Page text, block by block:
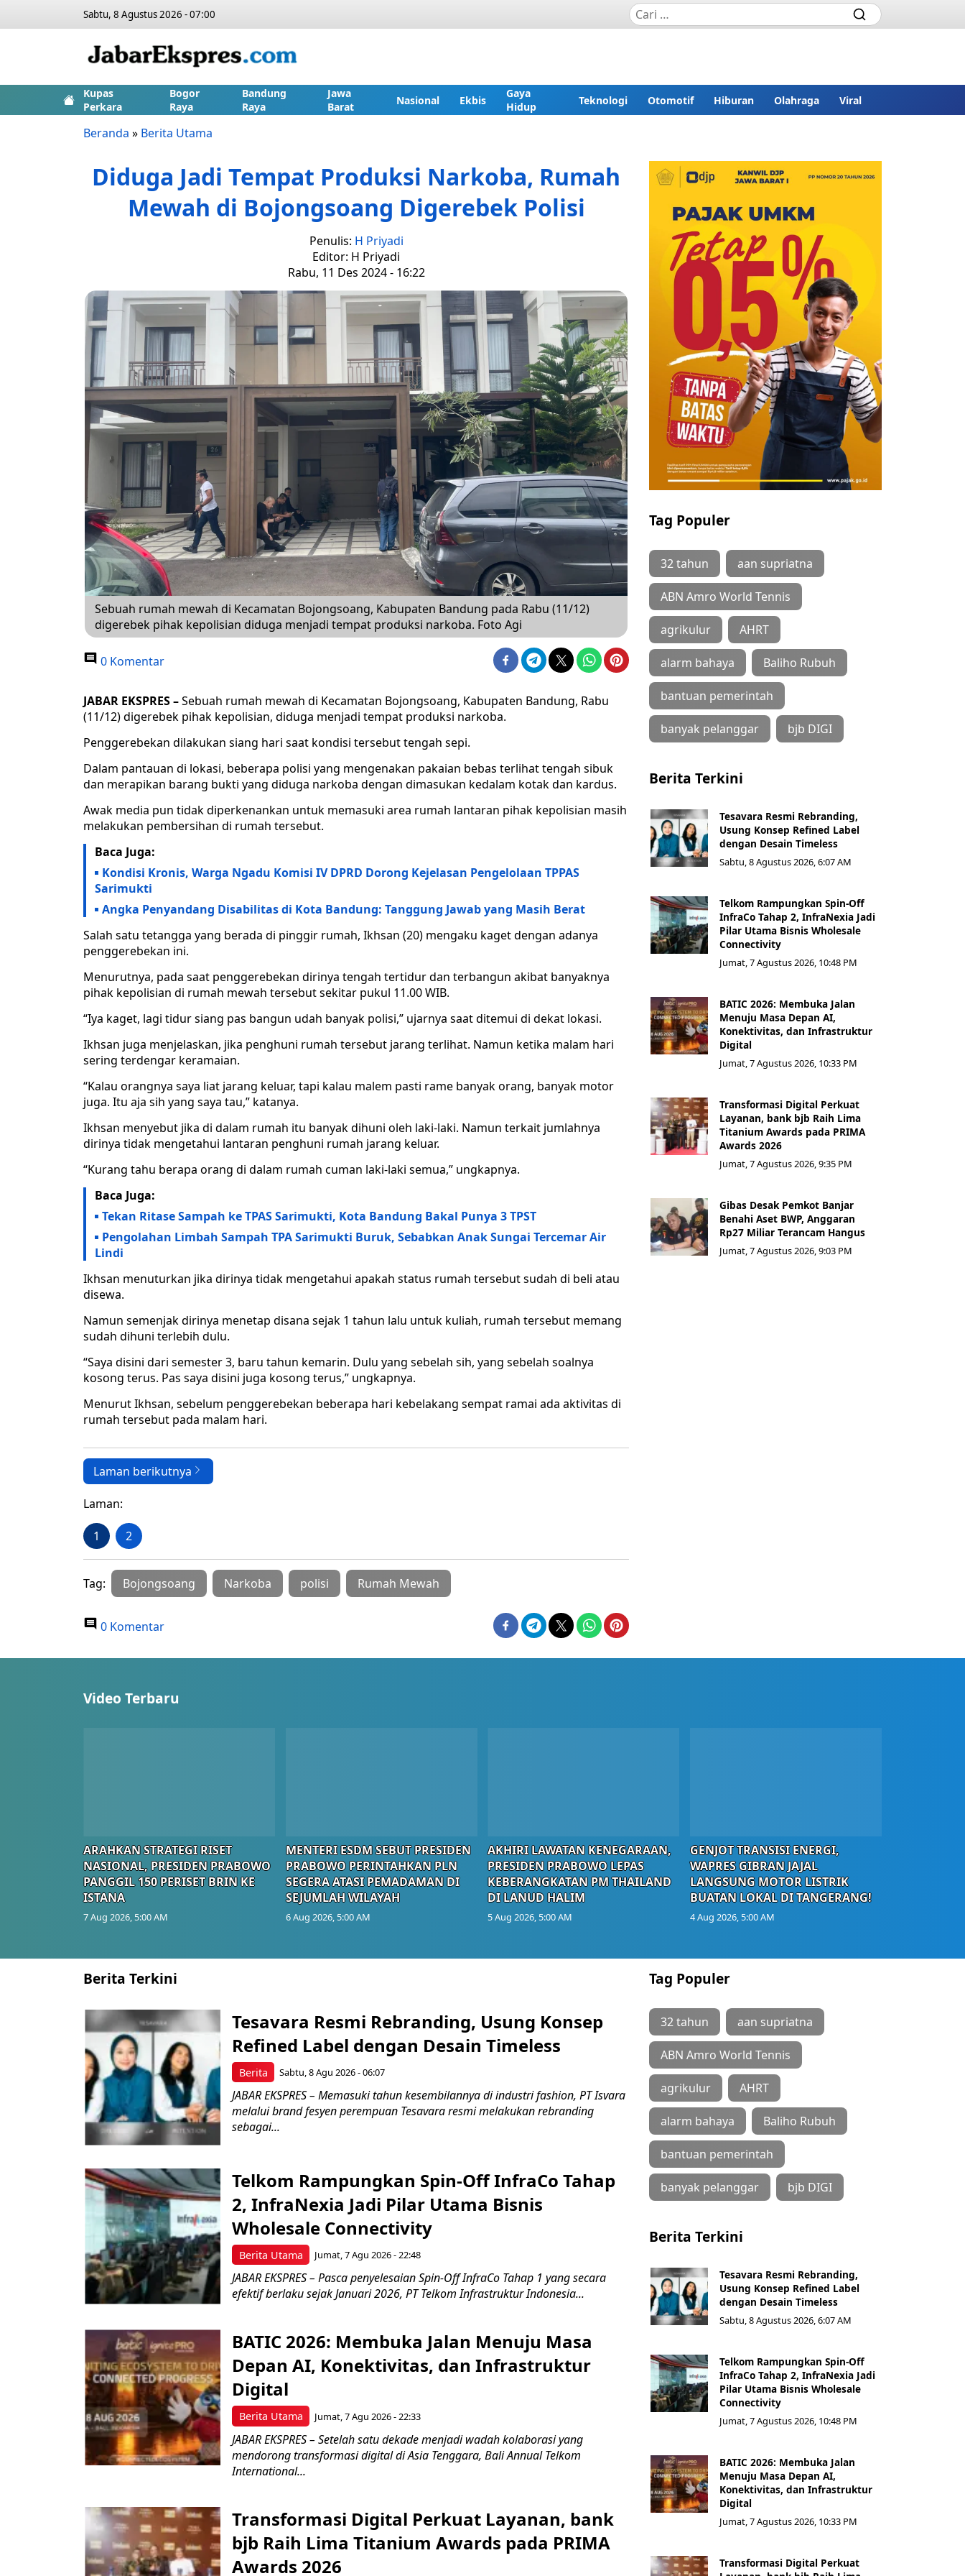
Sabtu, 8 Agustus 2026 - 07:00
Kupas
Perkara
Bogor
Raya
Bandung
Raya
Jawa
Barat
Nasional Ekbis
Gaya
Hidup
Teknologi Otomotif Hiburan Olahraga Viral
Beranda » Berita Utama
Diduga Jadi Tempat Produksi Narkoba, Rumah
Mewah di Bojongsoang Digerebek Polisi
Penulis: H Priyadi
Editor: H Priyadi
Rabu, 11 Des 2024 - 16:22
Sebuah rumah mewah di Kecamatan Bojongsoang, Kabupaten Bandung pada Rabu (11/12)
digerebek pihak kepolisian diduga menjadi tempat produksi narkoba. Foto Agi
0 Komentar
JABAR EKSPRES –Sebuah rumah mewah di Kecamatan Bojongsoang, Kabupaten Bandung, Rabu
(11/12) digerebek pihak kepolisian, diduga menjadi tempat produksi narkoba.
Penggerebekan dilakukan siang hari saat kondisi tersebut tengah sepi.
Dalam pantauan di lokasi, beberapa polisi yang mengenakan pakaian bebas terlihat tengah sibuk
dan merapikan barang bukti yang diduga narkoba dengan dimasukan kedalam kotak dan kardus.
Awak media pun tidak diperkenankan untuk memasuki area rumah lantaran pihak kepolisian masih
melakukan pembersihan di rumah tersebut.
Baca Juga:
Kondisi Kronis, Warga Ngadu Komisi IV DPRD Dorong Kejelasan Pengelolaan TPPAS
Sarimukti
Angka Penyandang Disabilitas di Kota Bandung: Tanggung Jawab yang Masih Berat
Salah satu tetangga yang berada di pinggir rumah, Ikhsan (20) mengaku kaget dengan adanya
penggerebekan ini.
Menurutnya, pada saat penggerebekan dirinya tengah tertidur dan terbangun akibat banyaknya
pihak kepolisian di rumah mewah tersebut sekitar pukul 11.00 WIB.
“Iya kaget, lagi tidur siang pas bangun udah banyak polisi,” ujarnya saat ditemui di dekat lokasi.
Ikhsan juga menjelaskan, jika penghuni rumah tersebut jarang terlihat. Namun ketika malam hari
sering terdengar keramaian.
“Kalau orangnya saya liat jarang keluar, tapi kalau malem pasti rame banyak orang, banyak motor
juga. Itu aja sih yang saya tau,” katanya.
Ikhsan menyebut jika di dalam rumah itu banyak dihuni oleh laki-laki. Namun terkait jumlahnya
dirinya tidak mengetahui lantaran penghuni rumah jarang keluar.
“Kurang tahu berapa orang di dalam rumah cuman laki-laki semua,” ungkapnya.
Baca Juga:
Tekan Ritase Sampah ke TPAS Sarimukti, Kota Bandung Bakal Punya 3 TPST
Pengolahan Limbah Sampah TPA Sarimukti Buruk, Sebabkan Anak Sungai Tercemar Air
Lindi
Ikhsan menuturkan jika dirinya tidak mengetahui apakah status rumah tersebut sudah di beli atau
disewa.
Namun semenjak dirinya menetap disana sejak 1 tahun lalu untuk kuliah, rumah tersebut memang
sudah dihuni terlebih dulu.
“Saya disini dari semester 3, baru tahun kemarin. Dulu yang sebelah sih, yang sebelah soalnya
kosong terus. Pas saya disini juga kosong terus,” ungkapnya.
Menurut Ikhsan, sebelum penggerebekan beberapa hari kebelakang sempat ramai ada aktivitas di
rumah tersebut pada malam hari.
Laman berikutnya
Laman:
1 2
Tag: Bojongsoang Narkoba polisi Rumah Mewah
0 Komentar
Tag Populer
32 tahun aan supriatna
ABN Amro World Tennis
agrikulur AHRT
alarm bahaya Baliho Rubuh
bantuan pemerintah
banyak pelanggar bjb DIGI
Berita Terkini
Tesavara Resmi Rebranding,
Usung Konsep Refined Label
dengan Desain Timeless
Sabtu, 8 Agustus 2026, 6:07 AM
Telkom Rampungkan Spin-Off
InfraCo Tahap 2, InfraNexia Jadi
Pilar Utama Bisnis Wholesale
Connectivity
Jumat, 7 Agustus 2026, 10:48 PM
BATIC 2026: Membuka Jalan
Menuju Masa Depan AI,
Konektivitas, dan Infrastruktur
Digital
Jumat, 7 Agustus 2026, 10:33 PM
Transformasi Digital Perkuat
Layanan, bank bjb Raih Lima
Titanium Awards pada PRIMA
Awards 2026
Jumat, 7 Agustus 2026, 9:35 PM
Gibas Desak Pemkot Banjar
Benahi Aset BWP, Anggaran
Rp27 Miliar Terancam Hangus
Jumat, 7 Agustus 2026, 9:03 PM
Video Terbaru
ARAHKAN STRATEGI RISET
NASIONAL, PRESIDEN PRABOWO
PANGGIL 150 PERISET BRIN KE
ISTANA
7 Aug 2026, 5:00 AM
MENTERI ESDM SEBUT PRESIDEN
PRABOWO PERINTAHKAN PLN
SEGERA ATASI PEMADAMAN DI
SEJUMLAH WILAYAH
6 Aug 2026, 5:00 AM
AKHIRI LAWATAN KENEGARAAN,
PRESIDEN PRABOWO LEPAS
KEBERANGKATAN PM THAILAND
DI LANUD HALIM
5 Aug 2026, 5:00 AM
GENJOT TRANSISI ENERGI,
WAPRES GIBRAN JAJAL
LANGSUNG MOTOR LISTRIK
BUATAN LOKAL DI TANGERANG!
4 Aug 2026, 5:00 AM
Berita Terkini
Berita
Tesavara Resmi Rebranding, Usung Konsep
Refined Label dengan Desain Timeless
Sabtu, 8 Agu 2026 - 06:07
JABAR EKSPRES – Memasuki tahun kesembilannya di industri fashion, PT Isvara
melalui brand fesyen perempuan Tesavara resmi melakukan rebranding
sebagai...
Berita Utama
Telkom Rampungkan Spin-Off InfraCo Tahap
2, InfraNexia Jadi Pilar Utama Bisnis
Wholesale Connectivity
Jumat, 7 Agu 2026 - 22:48
JABAR EKSPRES – Pasca penyelesaian Spin-Off InfraCo Tahap 1 yang secara
efektif berlaku sejak Januari 2026, PT Telkom Infrastruktur Indonesia...
Berita Utama
BATIC 2026: Membuka Jalan Menuju Masa
Depan AI, Konektivitas, dan Infrastruktur
Digital
Jumat, 7 Agu 2026 - 22:33
JABAR EKSPRES – Setelah satu dekade menjadi wadah kolaborasi yang
mendorong transformasi digital di Asia Tenggara, Bali Annual Telkom
International...
Transformasi Digital Perkuat Layanan, bank
bjb Raih Lima Titanium Awards pada PRIMA
Awards 2026
Tag Populer
32 tahun aan supriatna
ABN Amro World Tennis
agrikulur AHRT
alarm bahaya Baliho Rubuh
bantuan pemerintah
banyak pelanggar bjb DIGI
Berita Terkini
Tesavara Resmi Rebranding,
Usung Konsep Refined Label
dengan Desain Timeless
Sabtu, 8 Agustus 2026, 6:07 AM
Telkom Rampungkan Spin-Off
InfraCo Tahap 2, InfraNexia Jadi
Pilar Utama Bisnis Wholesale
Connectivity
Jumat, 7 Agustus 2026, 10:48 PM
BATIC 2026: Membuka Jalan
Menuju Masa Depan AI,
Konektivitas, dan Infrastruktur
Digital
Jumat, 7 Agustus 2026, 10:33 PM
Transformasi Digital Perkuat